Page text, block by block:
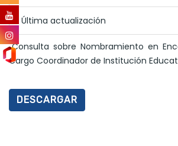
Última actualización
"Consulta sobre Nombramiento en
Cargo Coordinador de Institución
DESCARGAR